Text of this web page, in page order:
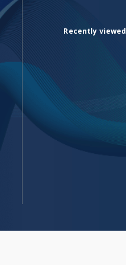
Recently viewed